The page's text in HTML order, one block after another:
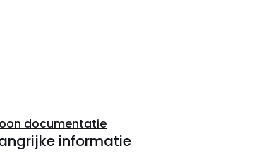
documentatie
informatie